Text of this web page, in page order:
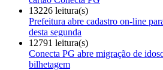
13226 leitura(s)
Prefeitura abre cadastro on-line
desta segunda
12791 leitura(s)
Conecta PG abre migração de
bilhetagem